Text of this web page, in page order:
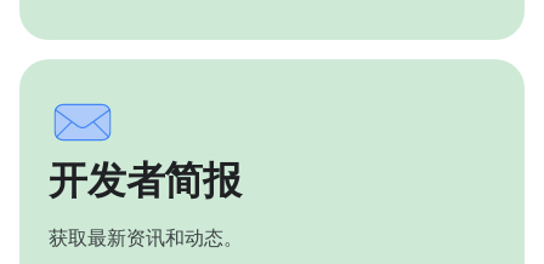
开发者简报
获取最新资讯和动态。